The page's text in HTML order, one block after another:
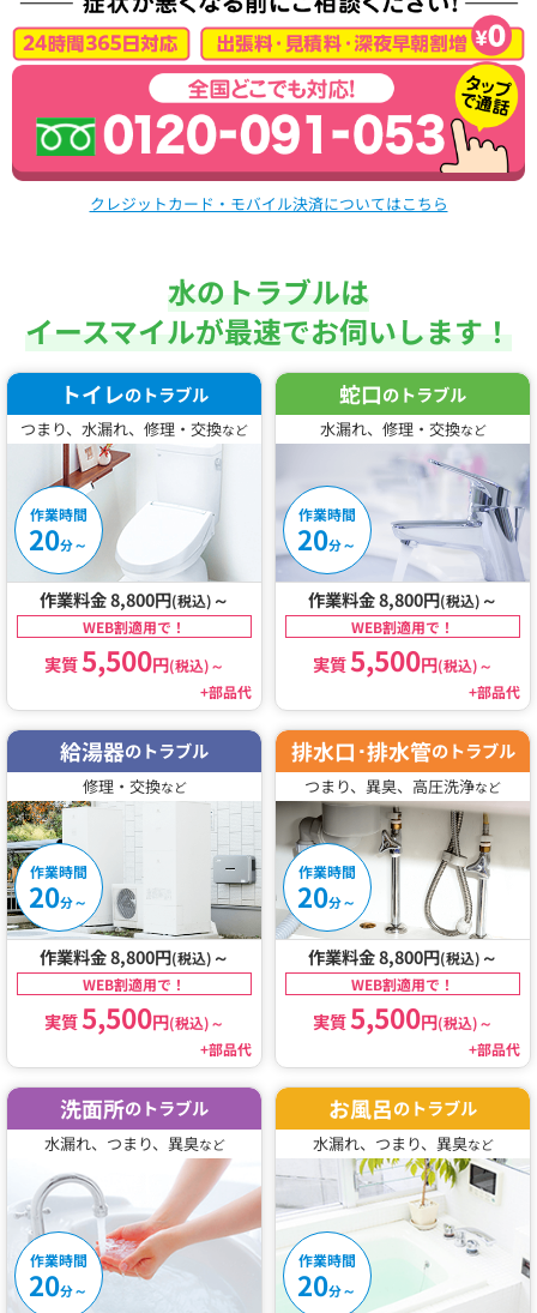
クレジットカード・モバイル決済についてはこちら
水のトラブルは
イースマイルが最速でお伺いします！
トイレのトラブル
つまり、水漏れ、修理・交換など
作業時間
20分～
作業料金 8,800円(税込) ～
WEB割適用で！
実質5,500円(税込)～
+部品代
蛇口のトラブル
水漏れ、修理・交換など
作業時間
20分～
作業料金 8,800円(税込) ～
WEB割適用で！
実質5,500円(税込)～
+部品代
給湯器のトラブル
修理・交換など
作業時間
20分～
作業料金 8,800円(税込) ～
WEB割適用で！
実質5,500円(税込)～
+部品代
排水口･排水管のトラブル
つまり、異臭、高圧洗浄など
作業時間
20分～
作業料金 8,800円(税込) ～
WEB割適用で！
実質5,500円(税込)～
+部品代
洗面所のトラブル
水漏れ、つまり、異臭など
作業時間
20分～
お風呂のトラブル
水漏れ、つまり、異臭など
作業時間
20分～